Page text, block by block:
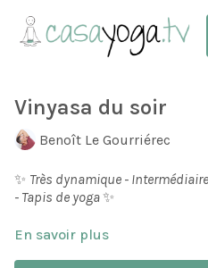
Vinyasa du soir
Benoît Le Gourriérec
✨ Très dynamique -
- Tapis de yoga✨
Un Vinyasa doux pour vous
En savoir plus